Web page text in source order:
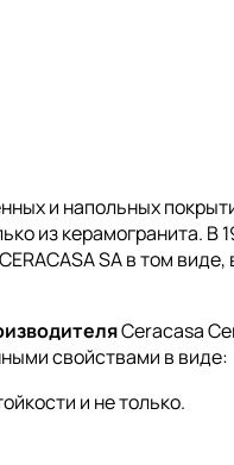
и напольных
из керамогранита. В
SA в том
Ceracasa
свойствами в виде:
и не только.